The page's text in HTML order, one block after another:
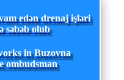
edən drenaj işləri
səbəb olub
in Buzovna
ombudsman